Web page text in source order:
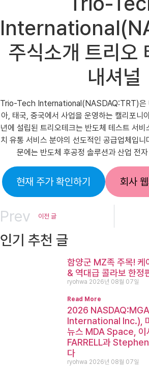
주식소개 트리오
내셔널
Trio-Tech International(NASDAQ:TRT)은
아, 태국, 중국에서 사업을 운영하는 캘리포니
년에 설립된 트리오테크는 반도체 테스트 서
치 유통 서비스 분야의 선도적인 공급업체입
문에는 반도체 후공정 솔루션과 산업 전
현재 주가 확인하기 회사
Prev 이전 글
인기 추천 글
함양군 MZ족 주목! 케
& 역대급 콜라보 한정
ryohwa 2026년 08월 07일
Read More
2026
International Inc.),
뉴스 MDA Space, 이
FARRELL과
다
ryohwa 2026년 08월 07일